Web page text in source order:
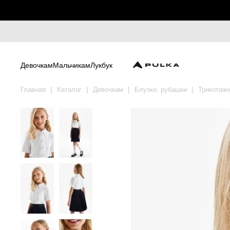
ДевочкамМальчикамЛукбук
Главная Каталог Девочкам Блузки, рубашки